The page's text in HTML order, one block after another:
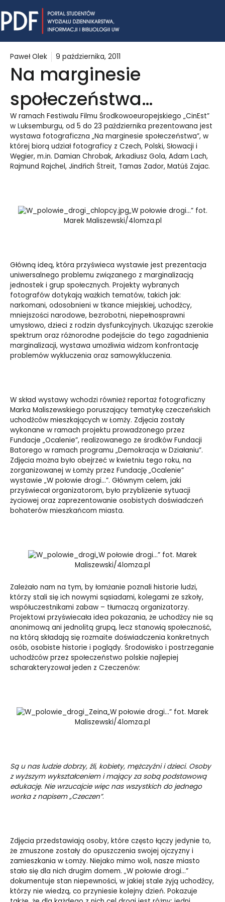
to
content
Paweł Olek 9 października, 2011
Na marginesie
społeczeństwa…
W ramach Festiwalu Filmu Środkowoeuropejskiego „CinEst”
w Luksemburgu, od 5 do 23 października prezentowana jest
wystawa fotograficzna „Na marginesie społeczeństwa”, w
której biorą udział fotograficy z Czech, Polski, Słowacji i
Węgier, m.in. Damian Chrobak, Arkadiusz Gola, Adam Lach,
Rajmund Rajchel, Jindřich Štreit, Tamas Zador, Matúš Zajac.
„W połowie drogi…” fot.
Marek Maliszewski/4lomza.pl
Główną ideą, która przyświeca wystawie jest prezentacja
uniwersalnego problemu związanego z marginalizacją
jednostek i grup społecznych. Projekty wybranych
fotografów dotykają ważkich tematów, takich jak:
narkomani, odosobnieni w tkance miejskiej, uchodźcy,
mniejszości narodowe, bezrobotni, niepełnosprawni
umysłowo, dzieci z rodzin dysfunkcyjnych. Ukazując szerokie
spektrum oraz różnorodne podejście do tego zagadnienia
marginalizacji, wystawa umożliwia widzom konfrontację
problemów wykluczenia oraz samowykluczenia.
W skład wystawy wchodzi również reportaż fotograficzny
Marka Maliszewskiego poruszający tematykę czeczeńskich
uchodźców mieszkających w Łomży. Zdjęcia zostały
wykonane w ramach projektu prowadzonego przez
Fundacje „Ocalenie”, realizowanego ze środków Fundacji
Batorego w ramach programu „Demokracja w Działaniu”.
Zdjęcia można było obejrzeć w kwietniu tego roku, na
zorganizowanej w Łomży przez Fundację „Ocalenie”
wystawie „W połowie drogi…”. Głównym celem, jaki
przyświecał organizatorom, było przybliżenie sytuacji
życiowej oraz zaprezentowanie osobistych doświadczeń
bohaterów mieszkańcom miasta.
„W połowie drogi…” fot. Marek
Maliszewski/4lomza.pl
Zależało nam na tym, by łomżanie poznali historie ludzi,
którzy stali się ich nowymi sąsiadami, kolegami ze szkoły,
współuczestnikami zabaw – tłumaczą organizatorzy.
Projektowi przyświecała idea pokazania, że uchodźcy nie są
anonimową ani jednolitą grupą, lecz stanowią społeczność,
na którą składają się rozmaite doświadczenia konkretnych
osób, osobiste historie i poglądy. Środowisko i postrzeganie
uchodźców przez społeczeństwo polskie najlepiej
scharakteryzował jeden z Czeczenów:
„W połowie drogi…” fot. Marek
Maliszewski/4lomza.pl
Są u nas ludzie dobrzy, źli, kobiety, mężczyźni i dzieci. Osoby
z wyższym wykształceniem i mający za sobą podstawową
edukację. Nie wrzucajcie więc nas wszystkich do jednego
worka z napisem „Czeczen”.
Zdjęcia przedstawiają osoby, które często łączy jedynie to,
że zmuszone zostały do opuszczenia swojej ojczyzny i
zamieszkania w Łomży. Niejako mimo woli, nasze miasto
stało się dla nich drugim domem. „W połowie drogi…”
dokumentuje stan niepewności, w jakiej stale żyją uchodźcy,
którzy nie wiedzą, co przyniesie kolejny dzień. Pokazuje